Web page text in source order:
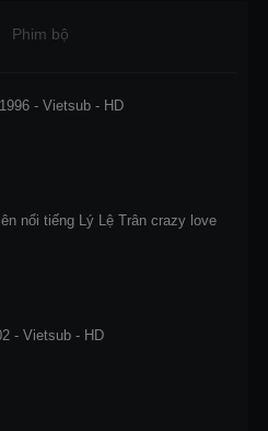
Phim bộ
- Vietsub - HD
nổi tiếng Lý Lệ Trân crazy love
- Vietsub - HD